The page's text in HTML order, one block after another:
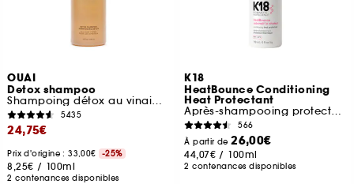
OUAI
Detox shampoo
Shampoing détox au vinaigre de cidre
5435
24,75€
Prix d'origine : 33,00€ -25%
8,25€ / 100ml
2 contenances disponibles
K18
HeatBounce Conditioning
Heat Protectant
Après-shampooing protecteur de chaleur
566
À partir de26,00€
44,07€ / 100ml
2 contenances disponibles